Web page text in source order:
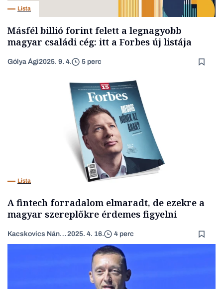
Lista
Másfél billió forint felett a legnagyobb
magyar családi cég: itt a Forbes új listája
Gólya Ági2025. 9. 4. 5 perc
Lista
A fintech forradalom elmaradt, de ezekre a
magyar szereplőkre érdemes figyelni
Kacskovics Nándor János 2025. 4. 16. 4 perc